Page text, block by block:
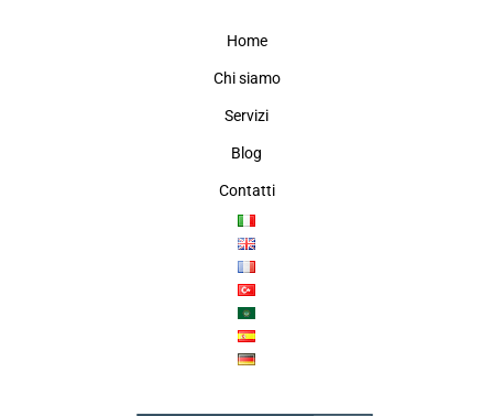
Home
Chi siamo
Servizi
Blog
Contatti